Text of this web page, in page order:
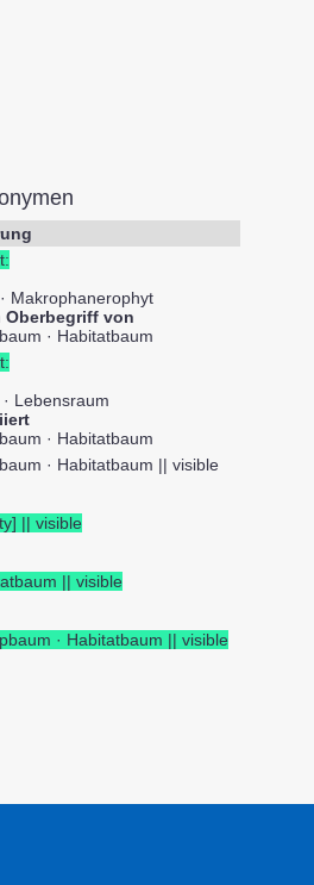
Makrophanerophyt
Oberbegriff von
· Habitatbaum
Lebensraum
· Habitatbaum
· Habitatbaum || visible
|| visible
|| visible
· Habitatbaum || visible